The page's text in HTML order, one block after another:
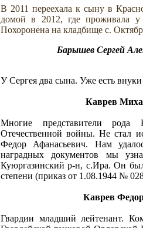
В 2011 переехала к сыну в
домой в 2012, где проживала у
Похоронена на кладбище с.
Барышев Сергей
У Сергея два сына. Уже есть
Каврев
Многие представители рода
Отечественной войны. Не стал
Федор Афанасьевич. Нам
наградных документов мы
Куюргазинский р-н, с.Ира. Он
степени (приказ от 1.08.1944 №
Каврев
Гвардии младший лейтенант.